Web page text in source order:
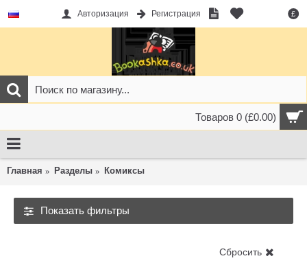
£
Авторизация Регистрация
Товаров 0 (£0.00)
Главная Разделы Комиксы
Показать фильтры
Сбросить